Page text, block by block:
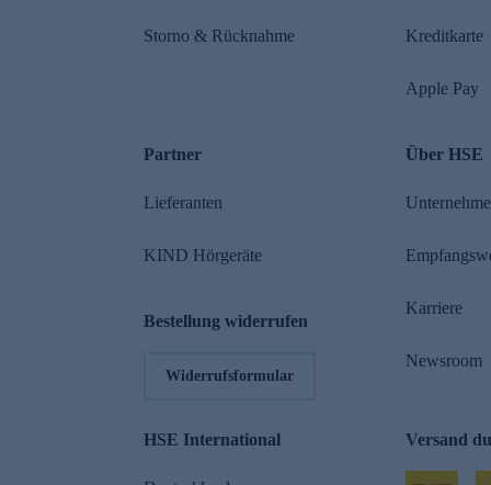
Storno & Rücknahme Kreditkarte
Apple Pay
Partner
Lieferanten
KIND Hörgeräte
Bestellung widerrufen
Widerrufsformular
Über HSE
Karriere
Newsroom
HSE International Versand